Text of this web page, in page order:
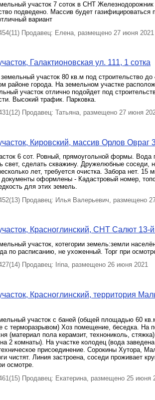
участок 7 соток в СНТ
подведено. Массив будет газифицироваться
вариант
Продавец: Елена, размещено 27 июня 2021
Галактионовская ул. 111, 1 сотка
участок 80 кв.м под строительство
районе города. На земельном участке
участок отлично подойдет под
Высокий трафик. Парковка.
Продавец: Татьяна, размещено 27 июня
Кировский, массив Орлов Овраг
6 сот. Ровный, прямоугольной формы. Вода
свет, сделать скважину. Дружелюбные соседи,
лет, требуется очистка. Забора нет. 15
оформлены - Кадастровый номер,
для этих земель.
Продавец: Илья Валерьевич, размещено
Красноглинский, СНТ Салют 13-й
участок, котегории земель:земли
по расписанию, не ухоженный. Торг при
Продавец: Irina, размещено 26 июня 2021
Красноглинский, территория
участок с баней (общей площадью 60
с терморазрывом) Хоз помещение, беседка. На
(материал пола керамзит, технониколь,
2 комнаты). На участке колодец (вода
присоединение. Сорокины Хутора,
чистят. Линия застроена, соседи проживает
осмотре.
Продавец: Екатерина, размещено 25 июня